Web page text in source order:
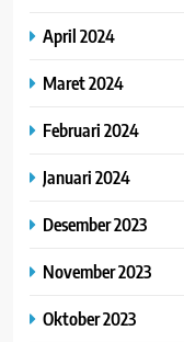
April 2024
Maret 2024
Februari 2024
Januari 2024
Desember 2023
November 2023
Oktober 2023